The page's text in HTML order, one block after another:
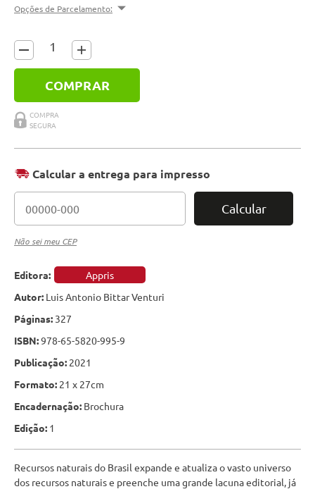
Editora:
Appris
Autor: Luis Antonio Bittar Venturi
Páginas: 327
ISBN:978-65-5820-995-9
Publicação: 2021
Formato: 21 x 27cm
Encadernação: Brochura
Edição: 1
Recursos naturais do Brasil expande e atualiza o vasto universo
dos recursos naturais e preenche uma grande lacuna editorial, já
Opções de Parcelamento:
COMPRAR
Calcular a entrega para impresso
Calcular
Não sei meu CEP